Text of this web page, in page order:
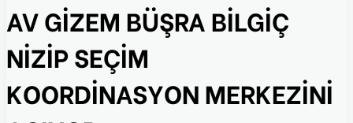
AV GİZEM BÜŞRA BİLGİÇ
NİZİP SEÇİM
KOORDİNASYON MERKEZİNİ